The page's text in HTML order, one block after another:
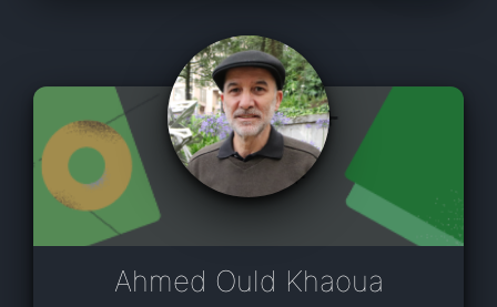
Ahmed Ould Khaoua